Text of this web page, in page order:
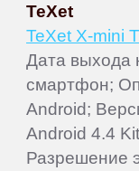
TeXet
TeXet X-mini
Дата выхода
смартфон;
Android;
Android 4.4
Разрешение